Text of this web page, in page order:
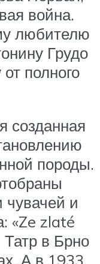
война.
любителю
Грудо
полного
созданная
породы.
чувачей и
«Ze zlaté
в Брно
А в 1933